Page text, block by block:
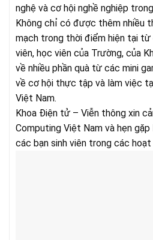
nghệ và cơ hội nghề nghiệp
Không chỉ có được thêm nhiều
mạch trong thời điểm hiện tại từ
viên, học viên của Trường, của
về nhiều phần quà từ các mini
về cơ hội thực tập và làm việc
Việt Nam.
Khoa Điện tử – Viễn thông xin
Computing Việt Nam và hẹn
các bạn sinh viên trong các